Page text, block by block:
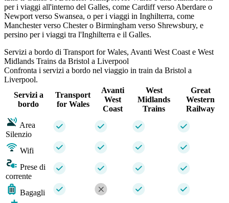
per i viaggi all'interno del Galles, come Cardiff verso Aberdare o
Newport verso Swansea, o per i viaggi in Inghilterra, come
Manchester verso Chester o Birmingham verso Shrewsbury, e
persino per i viaggi tra l'Inghilterra e il Galles.
Servizi a bordo di Transport for Wales, Avanti West Coast e West
Midlands Trains da Bristol a Liverpool
Confronta i servizi a bordo nel viaggio in train da Bristol a
Liverpool.
Servizi a
bordo
Transport
for Wales
Avanti
West
Coast
West
Midlands
Trains
Great
Western
Railway
Area
Silenzio
Wifi
Prese di
corrente
Bagagli